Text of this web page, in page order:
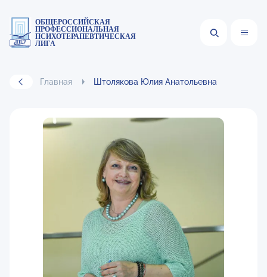
ОБЩЕРОССИЙСКАЯ
ПРОФЕССИОНАЛЬНАЯ
ПСИХОТЕРАПЕВТИЧЕСКАЯ
ЛИГА
Главная Штолякова Юлия Анатольевна